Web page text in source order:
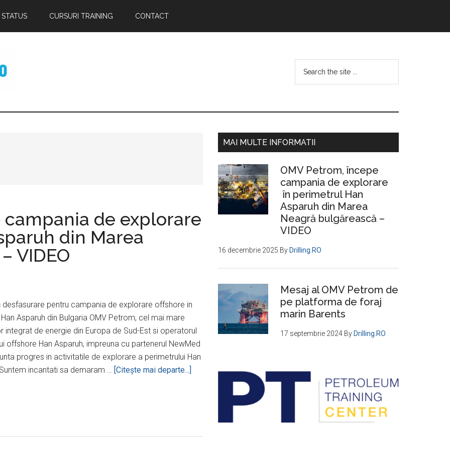
STATUS CURSURI TRAINING CONTACT
de explorare
din Marea
VIDEO
desfasurare pentru campania de explorare offshore in
Asparuh din Bulgaria OMV Petrom, cel mai mare
integrat de energie din Europa de Sud-Est si operatorul
offshore Han Asparuh, impreuna cu partenerul NewMed
progres in activitatile de explorare a perimetrului Han
incantati sa demaram … [Citeşte mai departe...] despreOMV
Bara
MAI MULTE INFORMATII
OMV Petrom, începe
campania de explorare
în perimetrul Han
Asparuh din Marea
Neagră bulgărească –
VIDEO
16 decembrie 2025 By Drilling.RO
Mesaj al OMV Petrom de
pe platforma de foraj
marin Barents
17 septembrie 2024 By Drilling.RO